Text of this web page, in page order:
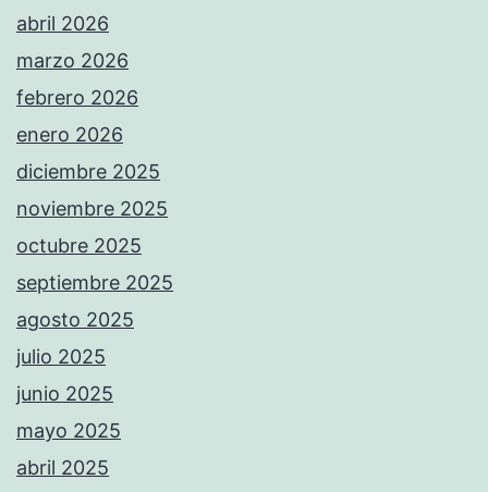
abril 2026
marzo 2026
febrero 2026
enero 2026
diciembre 2025
noviembre 2025
octubre 2025
septiembre 2025
agosto 2025
julio 2025
junio 2025
mayo 2025
abril 2025